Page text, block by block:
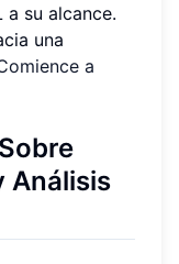
a su alcance.
una
a
Análisis